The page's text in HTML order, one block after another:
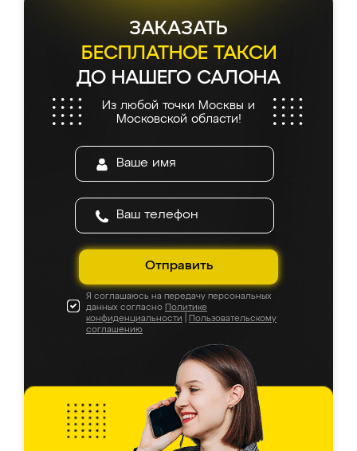
ЗАКАЗАТЬ
БЕСПЛАТНОЕ ТАКСИ
ДО НАШЕГО САЛОНА
Из любой точки Москвы и
Московской области!
Отправить
Я соглашаюсь на передачу персональных
данных согласно Политике
конфиденциальности
Пользовательскому
соглашению